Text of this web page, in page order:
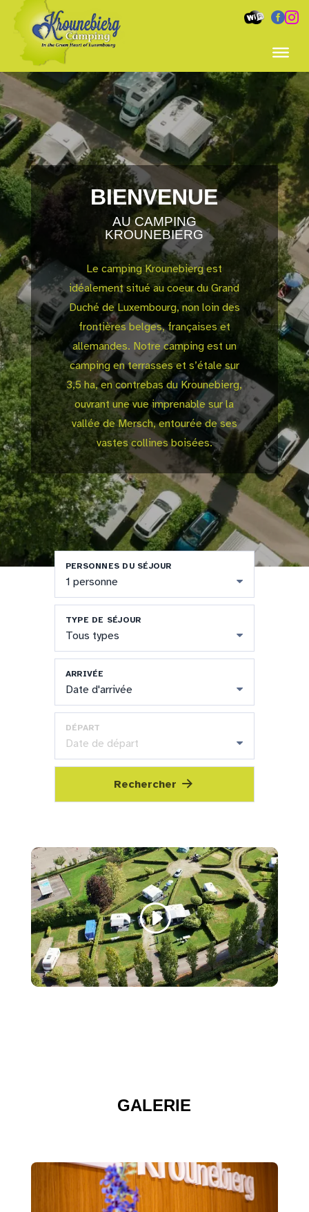

BIENVENUE
AU CAMPING
KROUNEBIERG
Le camping Krounebierg est
idéalement situé au coeur du Grand
Duché de Luxembourg, non loin des
frontières belges, françaises et
allemandes. Notre camping est un
camping en terrasses et s’étale sur
3,5 ha, en contrebas du Krounebierg,
ouvrant une vue imprenable sur la
vallée de Mersch, entourée de ses
vastes collines boisées.
PERSONNES DU SÉJOUR
1 personne
TYPE DE SÉJOUR
Tous types
ARRIVÉE
Date d'arrivée
DÉPART
Date de départ
Rechercher
GALERIE